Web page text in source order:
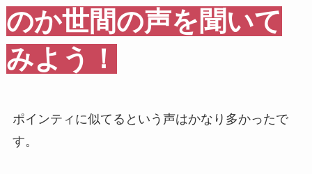
のか世間の声を聞いて
みよう！
ポインティに似てるという声はかなり多かったで
す。